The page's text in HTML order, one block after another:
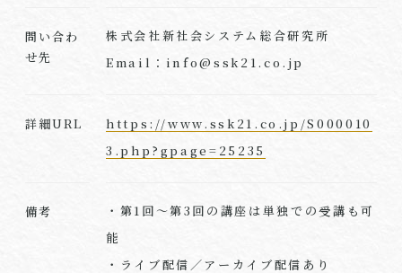
問い合わ
せ先
株式会社新社会システム総合研究所
Email：info@ssk21.co.jp
詳細URL
https://www.ssk21.co.jp/S000010
3.php?gpage=25235
備考
・第1回〜第3回の講座は単独での受講も可
能
・ライブ配信／アーカイブ配信あり